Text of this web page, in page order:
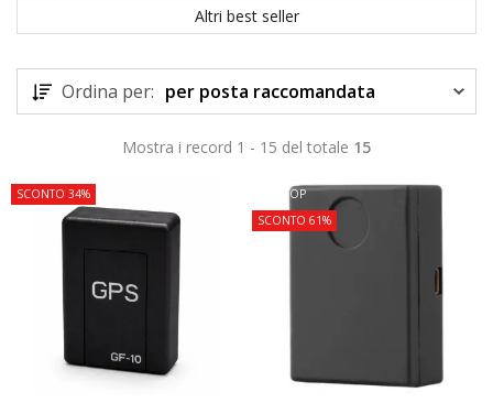
Altri best seller
Ordina per: per posta raccomandata
Mostra i record 1 - 15 del totale 15
SCONTO 34%
TOP
SCONTO 61%